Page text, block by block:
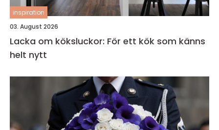
inspiration
03. August 2026
Lacka om köksluckor: För ett kök som känns
helt nytt